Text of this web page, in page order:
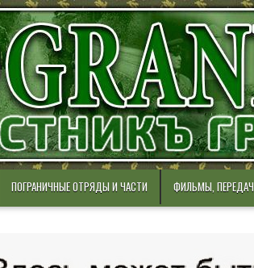
ПОГРАНИЧНЫЕ ОТРЯДЫ И ЧАСТИ ФИЛЬМЫ,